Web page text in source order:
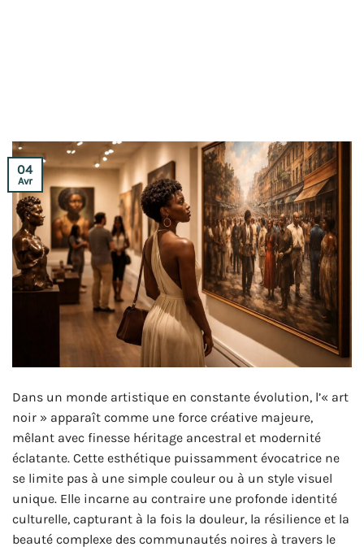
04
Avr
Dans un monde artistique en constante évolution, l’« art
noir » apparaît comme une force créative majeure,
mêlant avec finesse héritage ancestral et modernité
éclatante. Cette esthétique puissamment évocatrice ne
se limite pas à une simple couleur ou à un style visuel
unique. Elle incarne au contraire une profonde identité
culturelle, capturant à la fois la douleur, la résilience et la
beauté complexe des communautés noires à travers le